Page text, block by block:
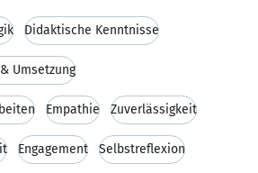
Didaktische Kenntnisse
Umsetzung
Empathie Zuverlässigkeit
Engagement Selbstreflexion